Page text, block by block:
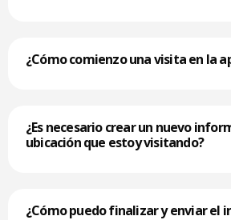
¿Cómo comienzo una visita en la
¿Es necesario crear un nuevo
ubicación que estoy visitando?
¿Cómo puedo finalizar y enviar el